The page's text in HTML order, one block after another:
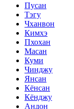
Пусан
Тэгу
Чханвон
Кимхэ
Пхохан
Масан
Куми
Чинджу
Янсан
Кёнсан
Кёнджу
Андон